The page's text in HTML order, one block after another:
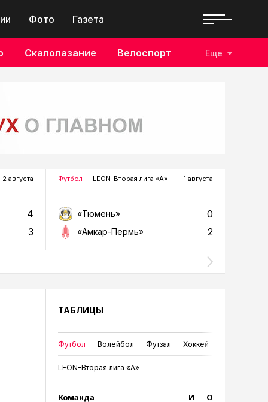
Фото Газета
Скалолазание Велоспорт Еще
2 августа
4
3
Футбол — LEON-Вторая лига «А» 1 августа
«Тюмень» 0
«Амкар-Пермь» 2
ТАБЛИЦЫ
Футбол Волейбол Футзал Хоккей
LEON-Вторая лига «А»
Команда И О